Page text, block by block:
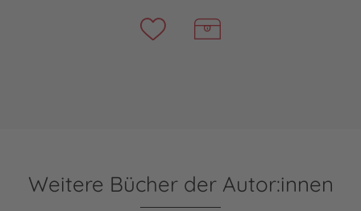
Weitere Bücher der Autor:innen